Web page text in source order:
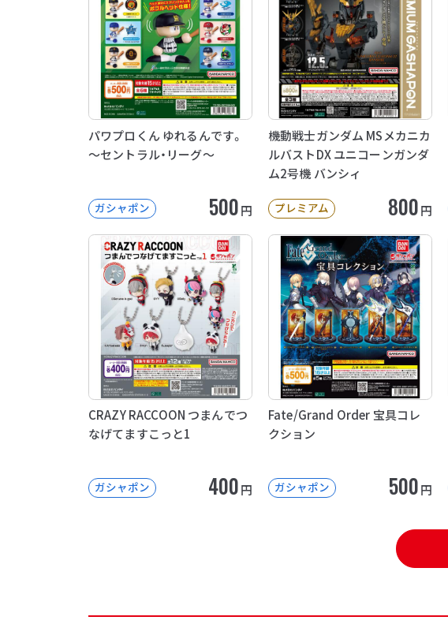
パワプロくん ゆれるんです。
～セントラル・リーグ～
ガシャポン 500円
機動戦士ガンダム MSメカニカ
ルバストDX ユニコーンガンダ
ム2号機 バンシィ
プレミアム 800円
CRAZY RACCOON つまんでつ
なげてますこっと1
ガシャポン 400円
Fate/Grand Order 宝具コレ
クション
ガシャポン 500円